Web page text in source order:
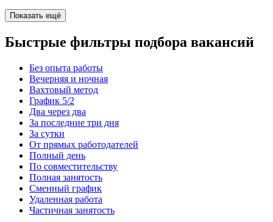
Показать ещё
Быстрые фильтры подбора вакансий
Без опыта работы
Вечерняя и ночная
Вахтовый метод
График 5/2
Два через два
За последние три дня
За сутки
От прямых работодателей
Полный день
По совместительству
Полная занятость
Сменный график
Удаленная работа
Частичная занятость